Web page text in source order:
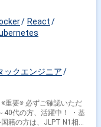
React
ックエンジニア
※重要※ 必ずご確認いただ
籍の方は、JLPT N1相当